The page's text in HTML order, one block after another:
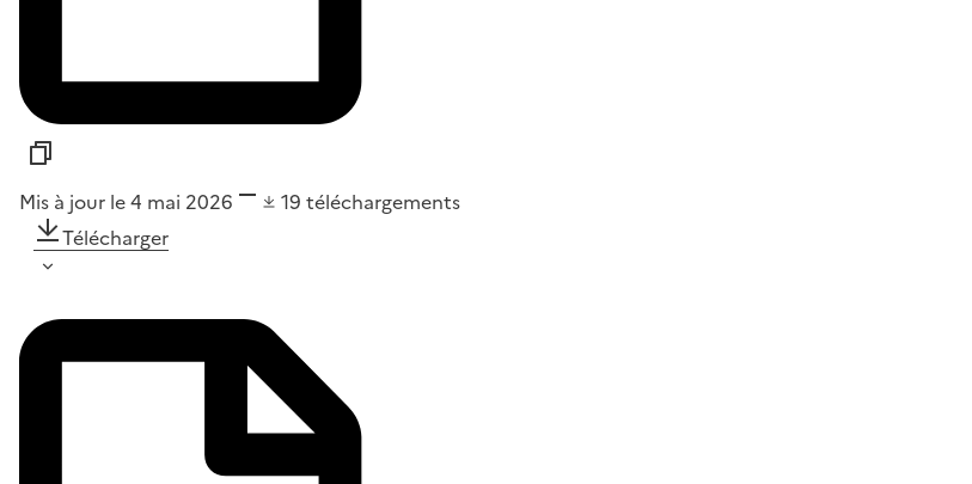
Mis à jour le 4 mai 2026 19 téléchargements
Télécharger